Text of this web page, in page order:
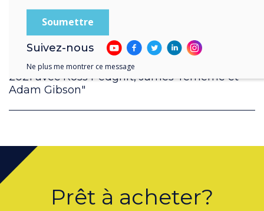
"Revue de la fin de l'année de Cleveverouch
2021 avec Ross Pedgrift, James Tememe et
Adam Gibson"
Prêt à acheter?
Suivez-nous
Ne plus me montrer ce message